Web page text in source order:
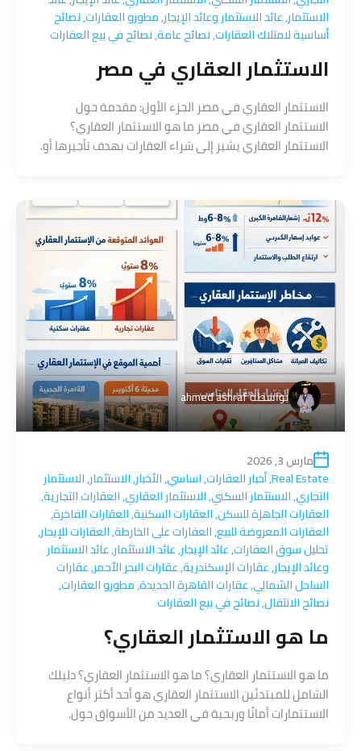
الاستثمار,عائد الاستثمار وعائد الإيجار,مطورو العقارات,نصائح
أساسية لامتلاك العقارات,نصائح عامة,نصائح في بيع العقارات
الاستثمار العقاري في مصر
الاستثمار العقاري في مصر الجزء الأول: مقدمة حول
الاستثمار العقاري في مصر ما هو الاستثمار العقاري؟
الاستثمار العقاري يشير إلى شراء العقارات بهدف تأجيرها أو.
بواسطةahmed ashraf
مارس 3, 2026
Real Estate
,أخبار العقارات,اساسي,الأخبار,الاستثمار,الاستثمار
التجاري,الاستثمار السكني,الاستثمار العقاري,العقارات التجارية,
العقارات الجاهزة للسكن,العقارات السكنية,العقارات الفاخرة,
العقارات المعروضة للبيع,العقارات على الخارطة,العقارات للإيجار,
تحليل سوق العقارات,عائد الإيجار,عائد الاستثمار,عائد الاستثمار
وعائد الإيجار,عقارات الإسكندرية,عقارات البحر الأحمر,عقارات
الساحل الشمالي,عقارات القاهرة الجديدة,مطورو العقارات,
نصائح الانتقال,نصائح في بيع العقارات
ما هو الاستثمار العقاري؟
ما هو الاستثمار العقاري؟ ما هو الاستثمار العقاري؟ دليلك
الشامل للمبتدئين الاستثمار العقاري هو أحد أكثر أنواع
الاستثمارات أمانًا وربحية في العديد من الأسواق حول.